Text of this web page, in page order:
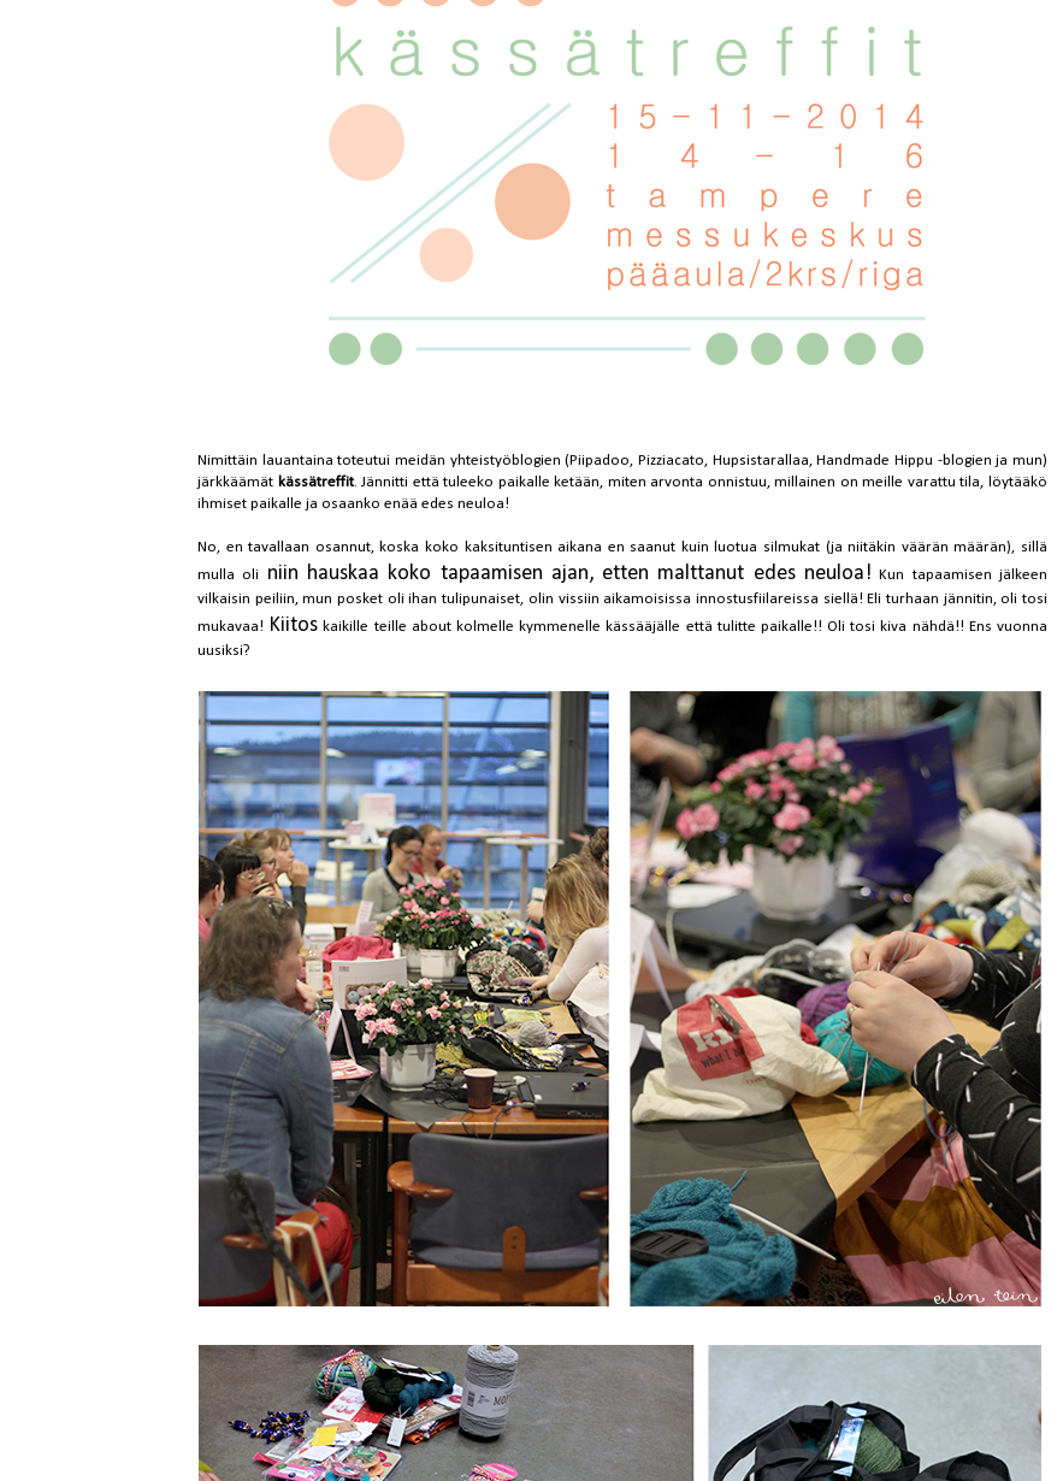
Nimittäin lauantaina toteutui meidän yhteistyöblogien ( Piipadoo, Pizziacato, Hupsistarallaa, Handmade Hippu -blogien ja mun)
järkkäämät kässätreffit. Jännitti että tuleeko paikalle ketään, miten arvonta onnistuu, millainen on meille varattu tila, löytääkö
ihmiset paikalle ja osaanko enää edes neuloa!
No, en tavallaan osannut, koska koko kaksituntisen aikana en saanut kuin luotua silmukat (ja niitäkin väärän määrän), sillä
mulla oli
niin hauskaa koko tapaamisen ajan, etten malttanut edes neuloa! Kun tapaamisen jälkeen
vilkaisin peiliin, mun posket oli ihan tulipunaiset, olin vissiin aikamoisissa innostusfiilareissa siellä! Eli turhaan jännitin, oli tosi
mukavaa! Kiitos kaikille teille about kolmelle kymmenelle kässääjälle että tulitte paikalle!! Oli tosi kiva nähdä!! Ens vuonna
uusiksi?